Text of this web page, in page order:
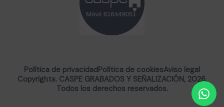
Copyrights. CASPE GRABADOS Y SEÑALIZACIÓN, 2026.
Todos los derechos reservados.
Política de privacidadPolítica de cookiesAviso legal